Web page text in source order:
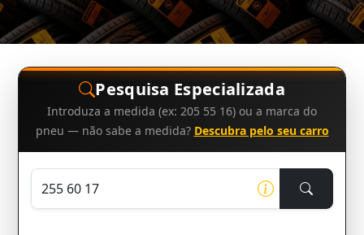
Pesquisa Especializada
Introduza a medida (ex: 205 55 16) ou a marca do
pneu — não sabe a medida? Descubra pelo seu carro